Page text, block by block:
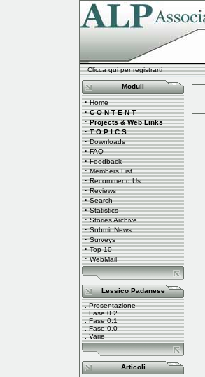
Clicca qui per registrarti
Moduli
· Home
· C O N T E N T
· Projects & Web Links
· T O P I C S
· Downloads
· FAQ
· Feedback
· Members List
· Recommend Us
· Reviews
· Search
· Statistics
· Stories Archive
· Submit News
· Surveys
· Top 10
· WebMail
Lessico Padanese
.Presentazione
.Fase 0.2
.Fase 0.1
.Fase 0.0
.Varie
Articoli